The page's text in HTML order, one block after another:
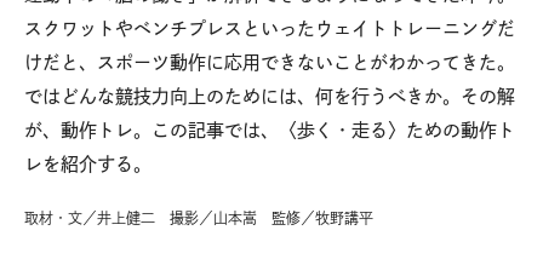
スクワットやベンチプレスといったウェイトトレーニングだ
けだと、スポーツ動作に応用できないことがわかってきた。
ではどんな競技力向上のためには、何を行うべきか。その解
が、動作トレ。この記事では、〈歩く・走る〉ための動作ト
レを紹介する。
取材・文／井上健二 撮影／山本嵩 監修／牧野講平